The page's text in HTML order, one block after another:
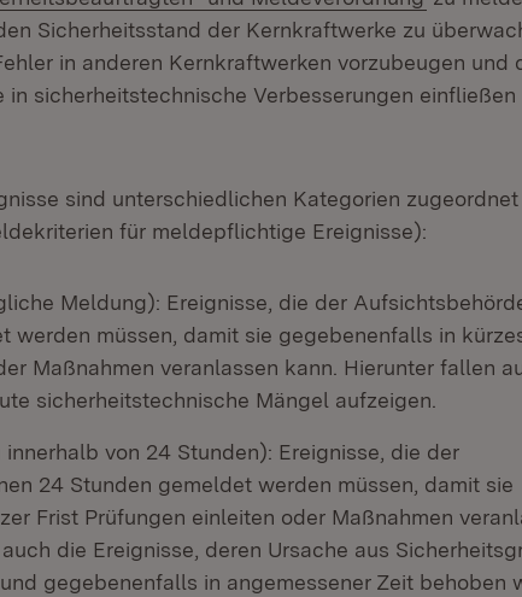
Sicherheitsstand der Kernkraftwerke zu
in anderen Kernkraftwerken vorzubeugen und
in sicherheitstechnische Verbesserungen einfließen
sind unterschiedlichen Kategorien zugeordnet
für meldepflichtige Ereignisse):
Meldung): Ereignisse, die der
werden müssen, damit sie gegebenenfalls in
Maßnahmen veranlassen kann. Hierunter fallen
sicherheitstechnische Mängel aufzeigen.
von 24 Stunden): Ereignisse, die der
24 Stunden gemeldet werden müssen, damit sie
Frist Prüfungen einleiten oder Maßnahmen
die Ereignisse, deren Ursache aus
gegebenenfalls in angemessener Zeit behoben